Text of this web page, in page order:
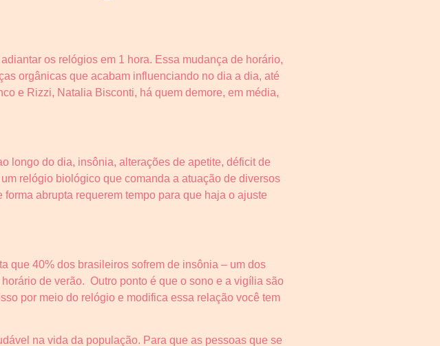
os relógios em 1 hora. Essa mudança de horário,
orgânicas que acabam influenciando no dia a dia, até
e Rizzi, Natalia Bisconti, há quem demore, em média,
longo do dia, insônia, alterações de apetite, déficit de
relógio biológico que comanda a atuação de diversos
abrupta requerem tempo para que haja o ajuste
que 40% dos brasileiros sofrem de insônia – um dos
de verão. Outro ponto é que o sono e a vigília são
por meio do relógio e modifica essa relação você tem
na vida da população. Para que as pessoas que se